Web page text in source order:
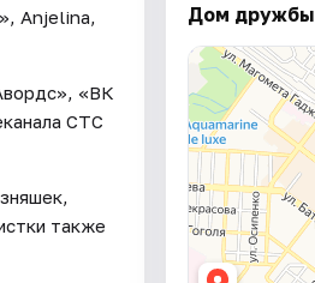
Anjelina,
«ВК
СТС
также
Дом дружбы